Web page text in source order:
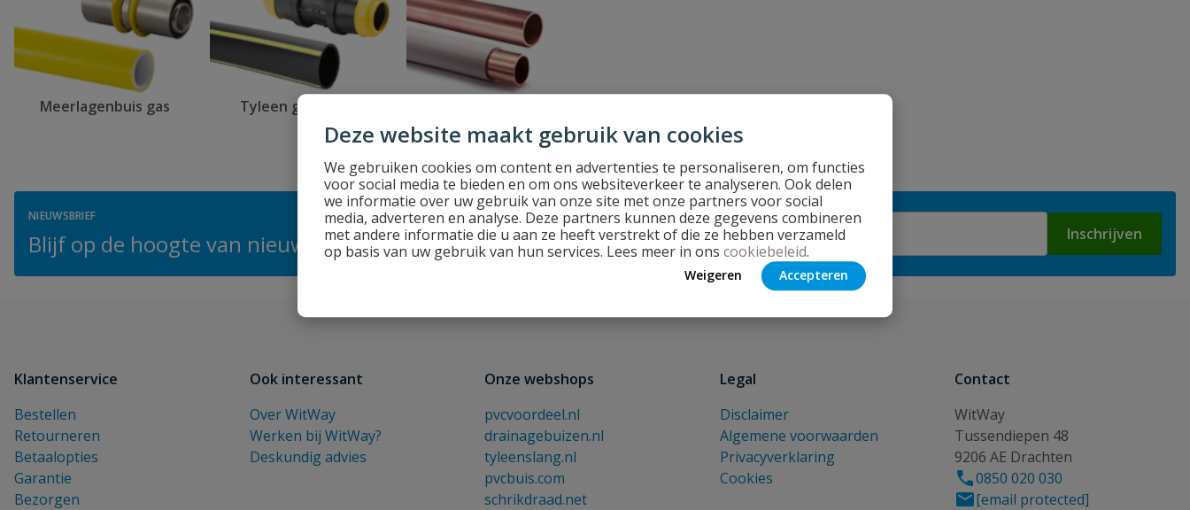
Deze website maakt gebruik van cookies
We gebruiken cookies om content en advertenties te personaliseren, om functies
voor social media te bieden en om ons websiteverkeer te analyseren. Ook delen
we informatie over uw gebruik van onze site met onze partners voor social
media, adverteren en analyse. Deze partners kunnen deze gegevens combineren
met andere informatie die u aan ze heeft verstrekt of die ze hebben verzameld
op basis van uw gebruik van hun services. Lees meer in ons cookiebeleid.
Weigeren Accepteren
Meerlagenbuis gas Tyleen gasleiding
NIEUWSBRIEF
Blijf op de hoogte van nieuwe producten en leuke acties!
E-mailadres
Inschrijven
Klantenservice
Bestellen
Retourneren
Betaalopties
Garantie
Bezorgen
Ook interessant
Over WitWay
Werken bij WitWay?
Deskundig advies
Onze webshops
pvcvoordeel.nl
drainagebuizen.nl
tyleenslang.nl
pvcbuis.com
schrikdraad.net
Legal
Disclaimer
Algemene voorwaarden
Privacyverklaring
Cookies
Contact
WitWay
Tussendiepen 48
9206 AE Drachten
0850 020 030
[email protected]